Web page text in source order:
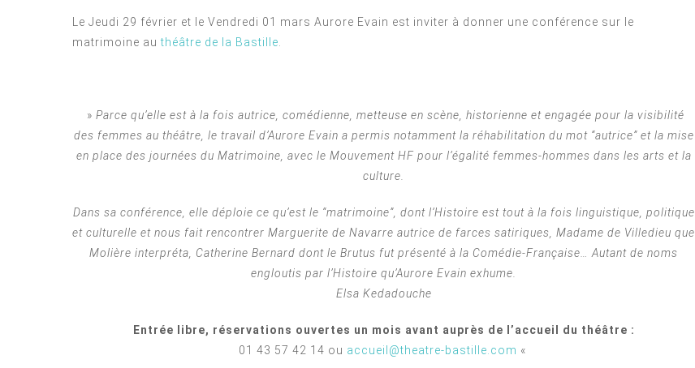
Le Jeudi 29 février et le Vendredi 01 mars Aurore Evain est inviter à donner une conférence sur le
matrimoine authéâtre de la Bastille
» Parce qu’elle est à la fois autrice, comédienne, metteuse en scène, historienne et engagée pour la visibilité
des femmes au théâtre, le travail d’Aurore Evain a permis notamment la réhabilitation du mot “autrice” et la mise
en place des journées du Matrimoine, avec le Mouvement HF pour l’égalité femmes-hommes dans les arts et la
culture.
Dans sa conférence, elle déploie ce qu’est le “matrimoine”, dont l’Histoire est tout à la fois linguistique, politique
et culturelle et nous fait rencontrer Marguerite de Navarre autrice de farces satiriques, Madame de Villedieu que
Molière interpréta, Catherine Bernard dont le Brutus fut présenté à la Comédie-Française… Autant de noms
engloutis par l’Histoire qu’Aurore Evain exhume.
Elsa Kedadouche
Entrée libre, réservations ouvertes un mois avant auprès de l’accueil du théâtre :
01 43 57 42 14 ou accueil@theatre-bastille.com «